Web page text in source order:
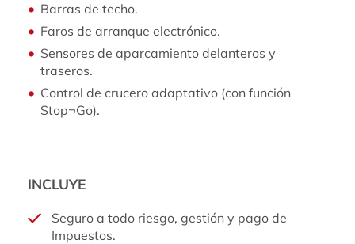
Barras de techo.
Faros de arranque electrónico.
Sensores de aparcamiento delanteros y
traseros.
Control de crucero adaptativo (con función
Stop¬Go).
INCLUYE
Seguro a todo riesgo, gestión y pago de
Impuestos.